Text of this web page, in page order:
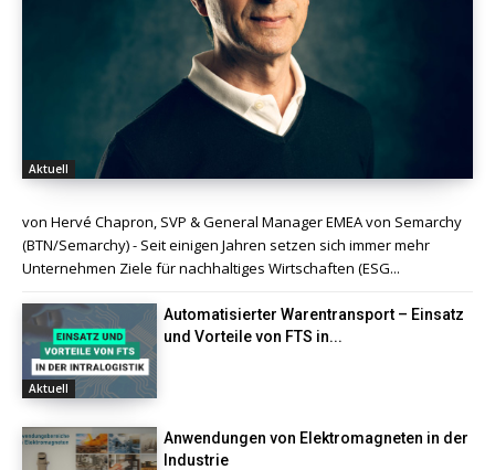
Aktuell
von Hervé Chapron, SVP & General Manager EMEA von Semarchy
(BTN/Semarchy) - Seit einigen Jahren setzen sich immer mehr
Unternehmen Ziele für nachhaltiges Wirtschaften (ESG...
Aktuell
Automatisierter Warentransport – Einsatz
und Vorteile von FTS in...
Anwendungen von Elektromagneten in der
Industrie